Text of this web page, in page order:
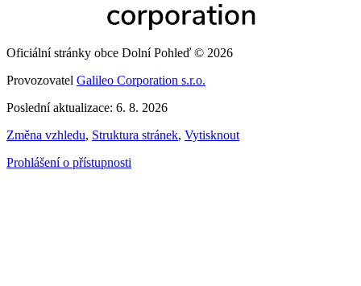
Oficiální stránky obce Dolní Pohleď © 2026
Provozovatel Galileo Corporation s.r.o.
Poslední aktualizace: 6. 8. 2026
Změna vzhledu, Struktura stránek, Vytisknout
Prohlášení o přístupnosti